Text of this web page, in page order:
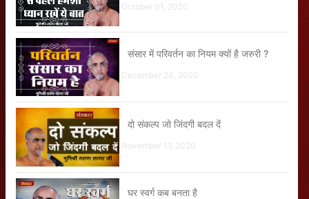
October 01, 2020
संसार में परिवर्तन का नियम क्यों है जरुरी ?
December 24, 2020
दो संकल्प जो जिंदगी बदल दें
November 11, 2020
घर स्वर्ग कब बनता है